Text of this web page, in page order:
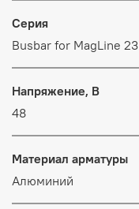
Серия
Busbar for MagLine 23
Напряжение, В
48
Материал арматуры
Алюминий